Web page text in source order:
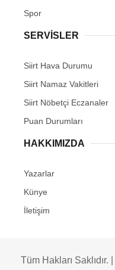
Spor
SERVİSLER
Siirt Hava Durumu
Siirt Namaz Vakitleri
Siirt Nöbetçi Eczanaler
Puan Durumları
HAKKIMIZDA
Yazarlar
Künye
İletişim
Tüm Hakları Saklıdır. |